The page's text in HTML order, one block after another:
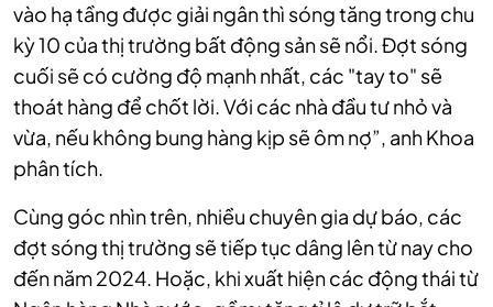
vào hạ tầng được giải ngân thì sóng tăng trong chu
kỳ 10 của thị trường bất động sản sẽ nổi. Đợt sóng
cuối sẽ có cường độ mạnh nhất, các "tay to" sẽ
thoát hàng để chốt lời. Với các nhà đầu tư nhỏ và
vừa, nếu không bung hàng kịp sẽ ôm nợ”, anh Khoa
phân tích.
Cùng góc nhìn trên, nhiều chuyên gia dự báo, các
đợt sóng thị trường sẽ tiếp tục dâng lên từ nay cho
đến năm 2024. Hoặc, khi xuất hiện các động thái từ